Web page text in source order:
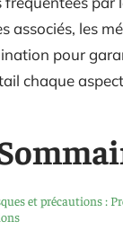
associés, les
pour
chaque
et précautions :